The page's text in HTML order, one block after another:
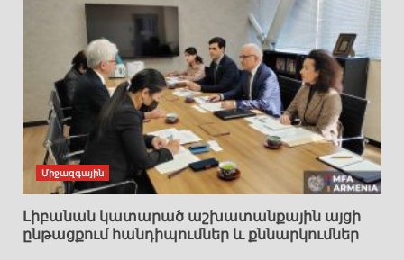
Միջազգային
Լիբանան կատարած աշխատանքային այցի
ընթացքում հանդիպումներ և քննարկումներ